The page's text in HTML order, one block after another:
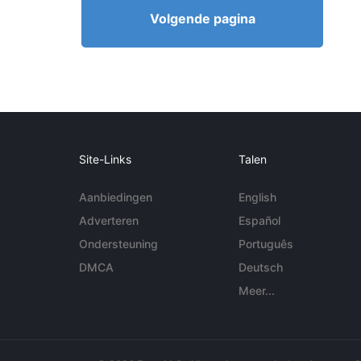
Volgende pagina
Site-Links
Aanbiedingen
Adverteren
Ondersteuning
DMCA
Talen
English
Español
Português
Deutsch
Meer...